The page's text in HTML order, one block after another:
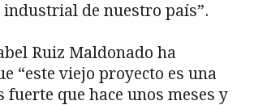
de nuestro país”.
Ruiz Maldonado ha
“este viejo proyecto es una
fuerte que hace unos meses y